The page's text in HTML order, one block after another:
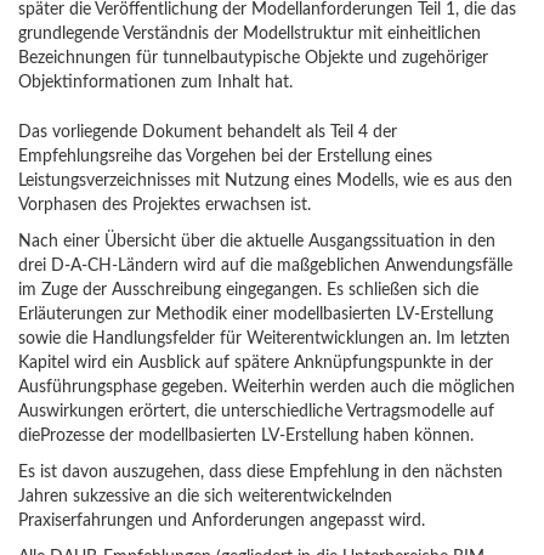
später die Veröffentlichung der Modellanforderungen Teil 1, die das
grundlegende Verständnis der Modellstruktur mit einheitlichen
Bezeichnungen für tunnelbautypische Objekte und zugehöriger
Objektinformationen zum Inhalt hat.
Das vorliegende Dokument behandelt als Teil 4 der
Empfehlungsreihe das Vorgehen bei der Erstellung eines
Leistungsverzeichnisses mit Nutzung eines Modells, wie es aus den
Vorphasen des Projektes erwachsen ist.
Nach einer Übersicht über die aktuelle Ausgangssituation in den
drei D-A-CH-Ländern wird auf die maßgeblichen Anwendungsfälle
im Zuge der Ausschreibung eingegangen. Es schließen sich die
Erläuterungen zur Methodik einer modellbasierten LV-Erstellung
sowie die Handlungsfelder für Weiterentwicklungen an. Im letzten
Kapitel wird ein Ausblick auf spätere Anknüpfungspunkte in der
Ausführungsphase gegeben. Weiterhin werden auch die möglichen
Auswirkungen erörtert, die unterschiedliche Vertragsmodelle auf
dieProzesse der modellbasierten LV-Erstellung haben können.
Es ist davon auszugehen, dass diese Empfehlung in den nächsten
Jahren sukzessive an die sich weiterentwickelnden
Praxiserfahrungen und Anforderungen angepasst wird.